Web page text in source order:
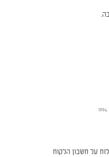
על חשבון הלקוח